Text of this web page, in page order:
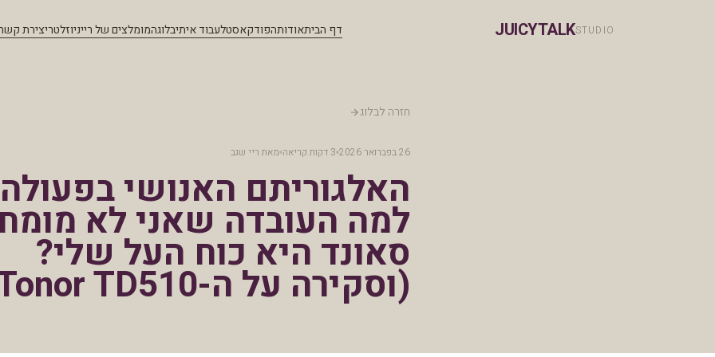
JUICYTALKSTUDIO דף הביתאודותהפודקאסטלעבוד איתיבלוגהמומלצים של רייניוזלטריצירת
חזרה לבלוג
26 בפברואר 2026 3 דקות קריאה מאת ריי שגב
האלגוריתם האנושי
למה העובדה שאני לא
סאונד היא כוח העל שלי?
(וסקירה על ה-Tonor TD510)